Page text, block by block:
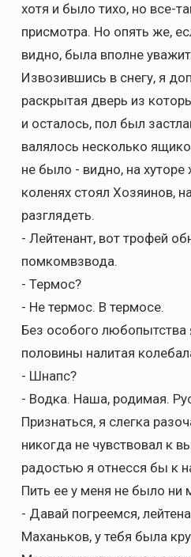
хотя и было тихо, но все-
присмотра. Но опять же,
видно, была вполне
Извозившись в снегу, я
раскрытая дверь из
и осталось, пол был
валялось несколько
не было - видно, на
коленях стоял Хозяинов,
разглядеть.
- Лейтенант, вот трофей
помкомвзвода.
- Термос?
- Не термос. В термосе.
Без особого любопытства
половины налитая
- Шнапс?
- Водка. Наша, родимая.
Признаться, я слегка
никогда не чувствовал к
радостью я отнесся бы к
Пить ее у меня не было ни
- Давай погреемся,
Маханьков, у тебя была